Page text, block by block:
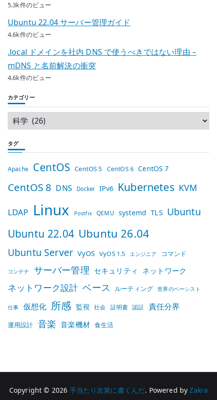
5.3k件のビュー
Ubuntu 22.04 サーバー管理ガイド
4.6k件のビュー
.local ドメインを社内 DNS で使うべきではない理由 –
mDNS と名前解決の衝突
4.6k件のビュー
カテゴリー
タグ
Apache CentOS CentOS 5 CentOS 6 CentOS 7
CentOS 8 DNS Docker IPv6 Kubernetes KVM
LDAP Linux Postfix QEMU systemd TLS Ubuntu
Ubuntu 22.04 Ubuntu 26.04
Ubuntu Server VyOS VyOS 1.5 エンジニア コマンド
コンテナ サーバー管理 セキュリティ ネットワーク
ネットワーク設計 ベース ルーティング 世界のベーシスト
仕事 仮想化 所感 監視 社会 証明書 認証 責任分界
運用設計 音楽 音楽機材 食生活
Copyright © 2026 手当たり次第に書くんだ. Powered byZakra